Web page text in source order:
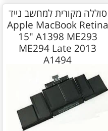
סוללה מקורית למחשב נייד
Apple MacBook Retina
15" A1398 ME293
ME294 Late 2013
A1494